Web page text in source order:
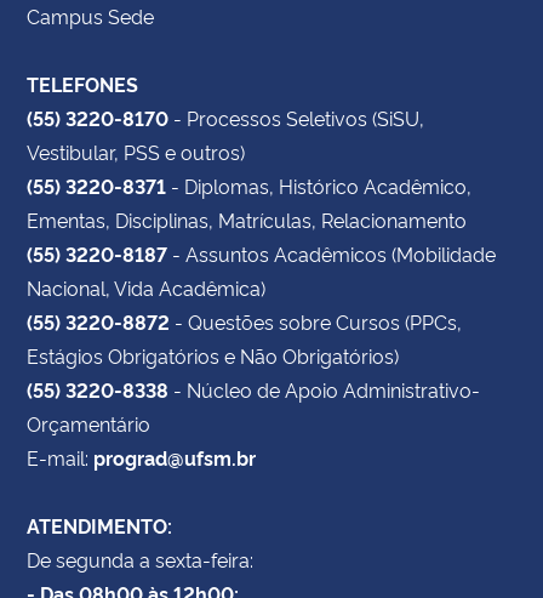
Campus Sede
TELEFONES
(55) 3220-8170 - Processos Seletivos (SiSU,
Vestibular, PSS e outros)
(55) 3220-8371 - Diplomas, Histórico Acadêmico,
Ementas, Disciplinas, Matrículas, Relacionamento
(55) 3220-8187 - Assuntos Acadêmicos (Mobilidade
Nacional, Vida Acadêmica)
(55) 3220-8872 - Questões sobre Cursos (PPCs,
Estágios Obrigatórios e Não Obrigatórios)
(55) 3220-8338 - Núcleo de Apoio Administrativo-
Orçamentário
E-mail: prograd@ufsm.br
ATENDIMENTO:
De segunda a sexta-feira:
- Das 08h00 às 12h00;